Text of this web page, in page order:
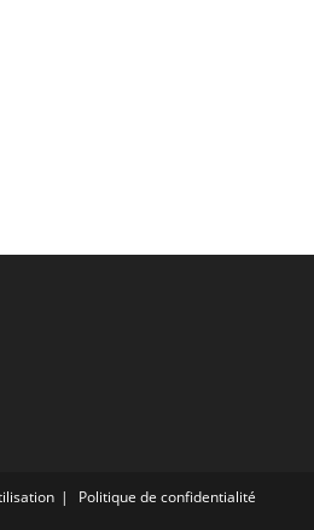
Politique de confidentialité